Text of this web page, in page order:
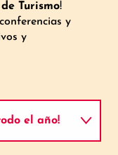
Turismo!
y
y
el año!